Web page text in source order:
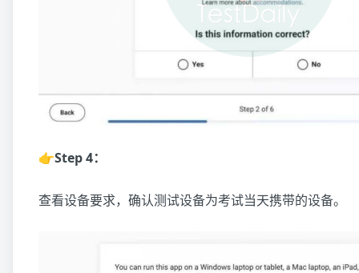
👉Step 4：
查看设备要求，确认测试设备为考试当天携带的设备。